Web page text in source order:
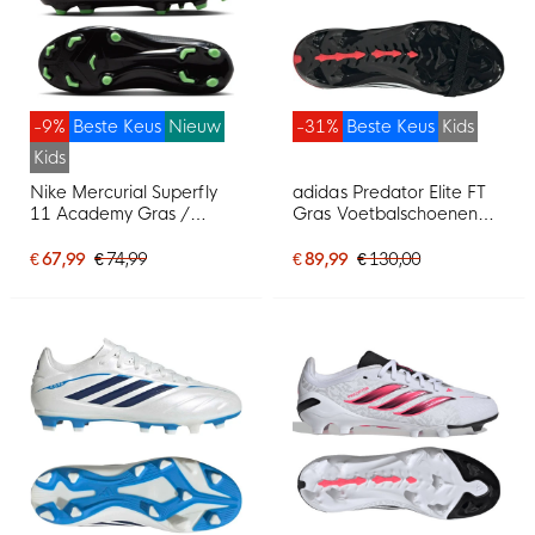
Beste Keus
-9%
Nieuw
Kids
Nike Mercurial Superfly
11 Academy Gras /
Voetbalschoenen (MG)
€ 67,99 € 74,99
Beste Keus
-31% Kids
adidas Predator Elite FT
Gras Voetbalschoenen
€ 89,99 € 130,00